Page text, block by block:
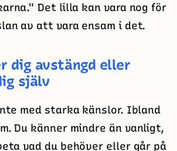
Det lilla kan vara nog för
av att vara ensam i det.
dig avstängd eller
själv
med starka känslor. Ibland
Du känner mindre än vanligt,
vad du behöver eller går på